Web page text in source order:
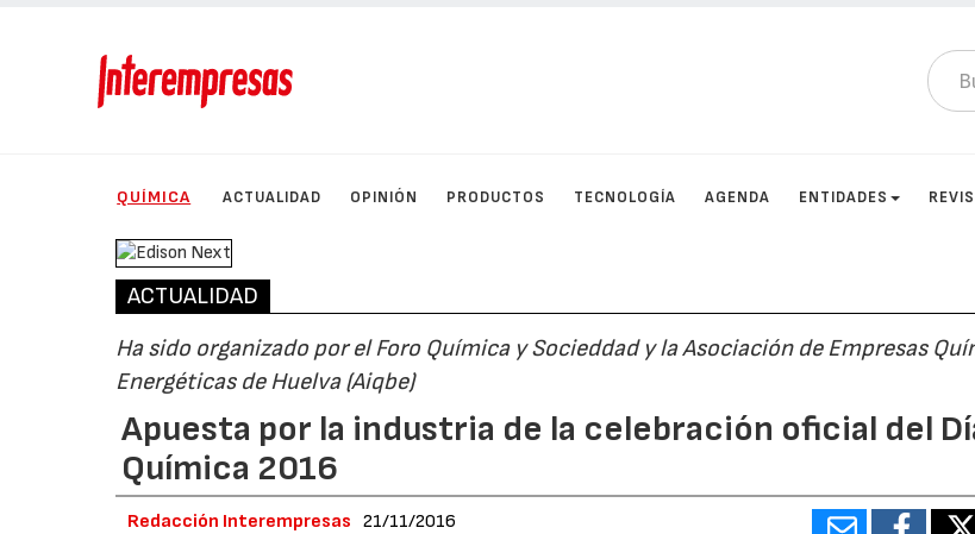
QUÍMICA ACTUALIDAD OPINIÓN PRODUCTOS TECNOLOGÍA AGENDA ENTIDADES
ACTUALIDAD
Ha sido organizado por el Foro Química y Socieddad y la Asociación de Empresas
Energéticas de Huelva (Aiqbe)
Apuesta por la industria de la celebración oficial del
Química 2016
Redacción Interempresas 21/11/2016